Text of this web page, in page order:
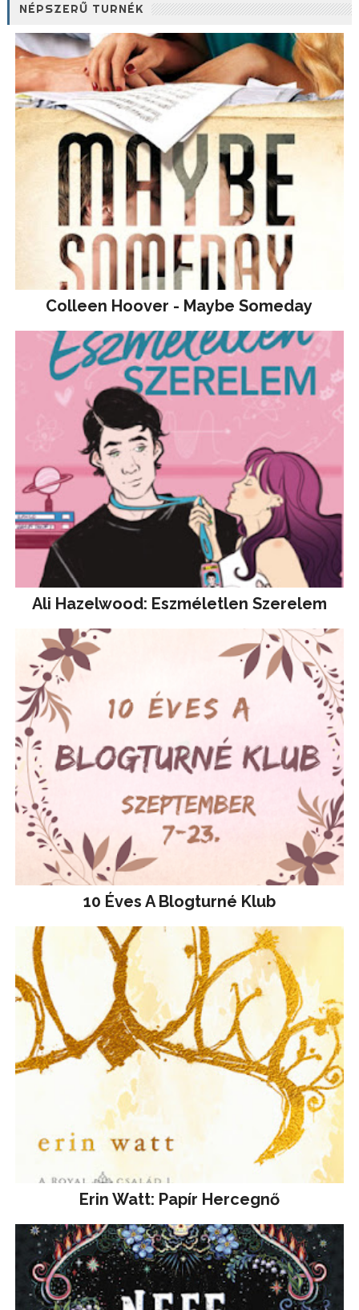
NÉPSZERŰ TURNÉK
Colleen Hoover - Maybe Someday
Ali Hazelwood: Eszméletlen Szerelem
10 Éves A Blogturné Klub
Erin Watt: Papír Hercegnő